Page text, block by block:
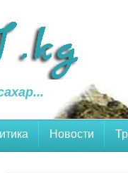
Новости